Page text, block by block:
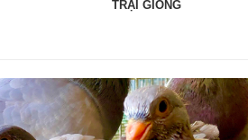
TRẠI GIỐNG